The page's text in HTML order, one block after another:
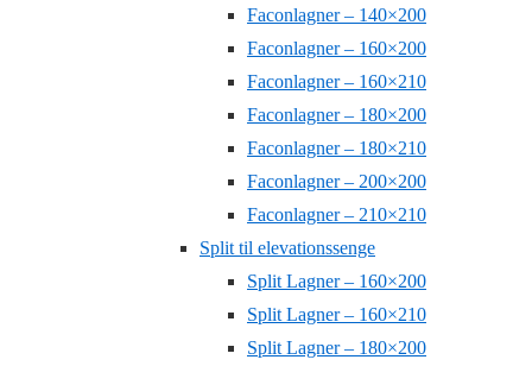
Faconlagner – 140×200
Faconlagner – 160×200
Faconlagner – 160×210
Faconlagner – 180×200
Faconlagner – 180×210
Faconlagner – 200×200
Faconlagner – 210×210
Split til elevationssenge
Split Lagner – 160×200
Split Lagner – 160×210
Split Lagner – 180×200